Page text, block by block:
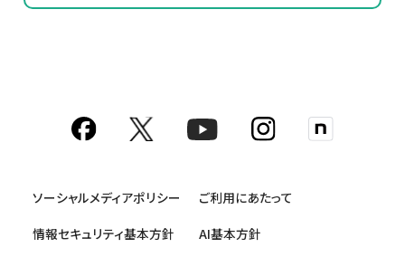
ソーシャルメディアポリシー ご利用にあたって
情報セキュリティ基本方針 AI基本方針